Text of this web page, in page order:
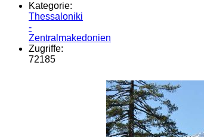
Kategorie:
Thessaloniki
-
Zentralmakedonien
Zugriffe:
72185